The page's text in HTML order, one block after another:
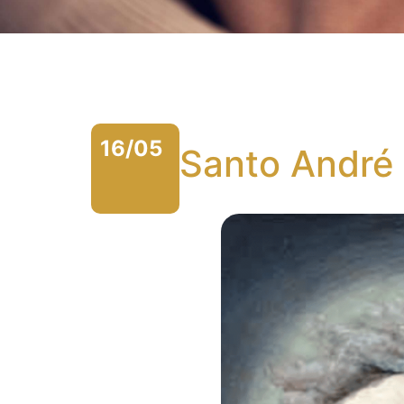
16/05 Santo